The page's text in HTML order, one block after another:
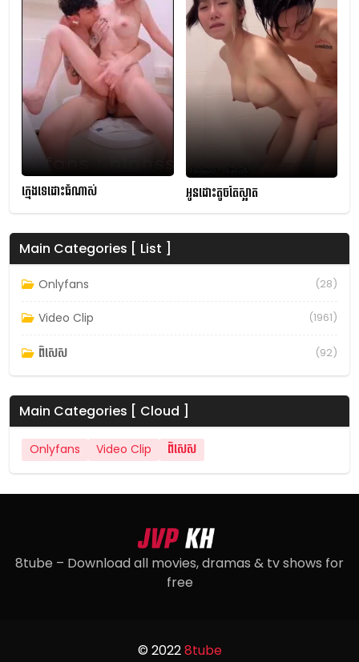
ក្មេងទេដោះធំណាស់ អូនដោះតូចតែស្អាត
Main Categories [ List ]
Onlyfans (28)
Video Clip (1961)
ពិសេស (92)
Main Categories [ Cloud ]
Onlyfans Video Clip ពិសេស
8tube – Download all movies, dramas & tv shows for
free
© 20228tube